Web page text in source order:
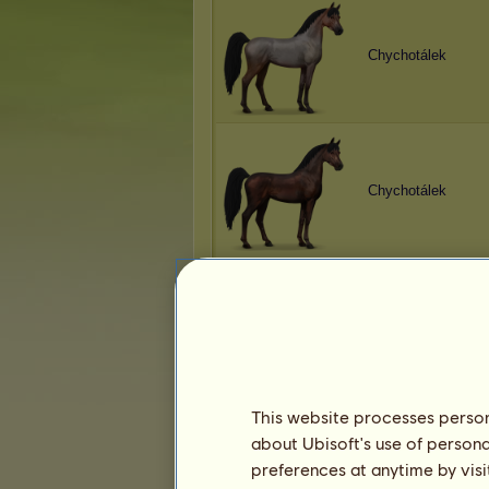
Chychotálek
Chychotálek
Chychotálek
This website processes
about Ubisoft's use of
preferences at anytime by